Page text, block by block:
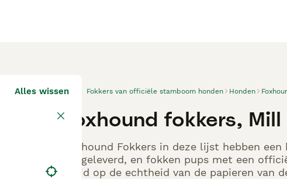
Alles wissen Fokkers van officiële stamboom honden Honden
Foxhound fokkers,
Foxhound Fokkers in deze lijst hebben
aangeleverd, en fokken pups met een
altijd op de echtheid van de papieren van